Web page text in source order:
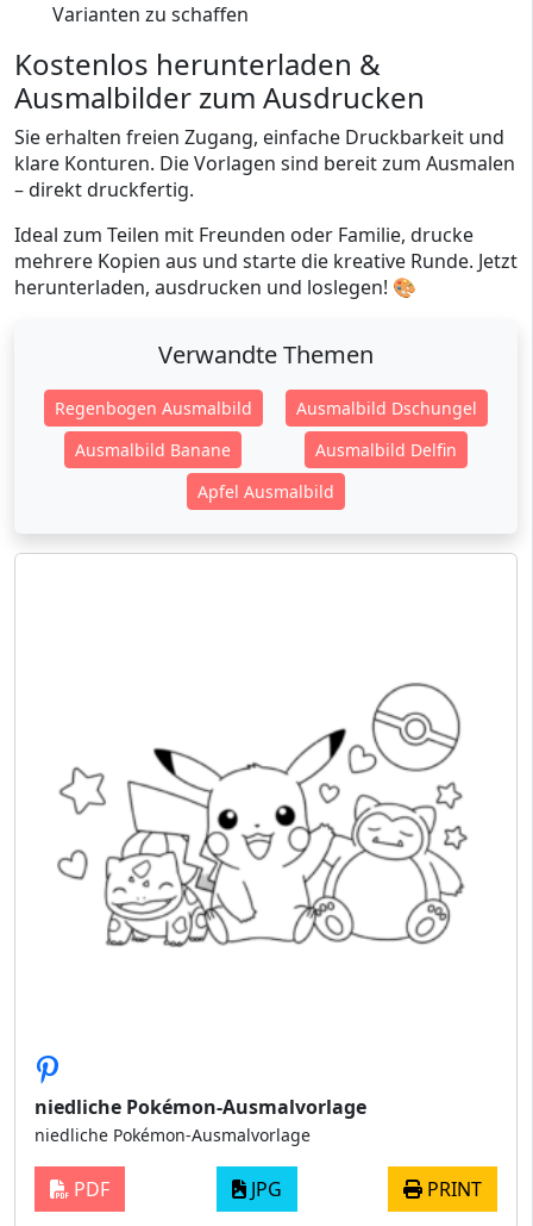
Varianten zu schaffen
Kostenlos herunterladen &
Ausmalbilder zum Ausdrucken
Sie erhalten freien Zugang, einfache Druckbarkeit und
klare Konturen. Die Vorlagen sind bereit zum Ausmalen
– direkt druckfertig.
Ideal zum Teilen mit Freunden oder Familie, drucke
mehrere Kopien aus und starte die kreative Runde. Jetzt
herunterladen, ausdrucken und loslegen! 🎨
Verwandte Themen
Regenbogen Ausmalbild
Ausmalbild Dschungel
Ausmalbild Banane
Ausmalbild Delfin
Apfel Ausmalbild
niedliche Pokémon-Ausmalvorlage
niedliche Pokémon-Ausmalvorlage
PDF JPG PRINT